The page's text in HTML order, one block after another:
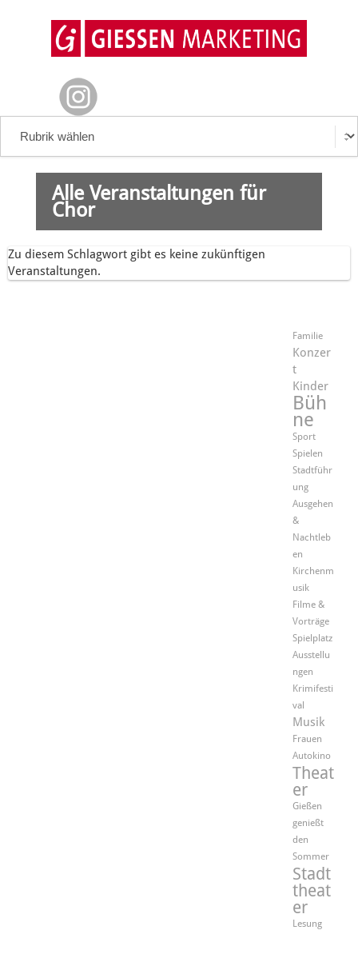
Alle Veranstaltungen für
Chor
Zu diesem Schlagwort gibt es keine zukünftigen
Veranstaltungen.
Familie
Konzer
t
Kinder
Büh
ne
Sport
Spielen
Stadtführ
ung
Ausgehen
&
Nachtleb
en
Kirchenm
usik
Filme &
Vorträge
Spielplatz
Ausstellu
ngen
Krimifesti
val
Musik
Frauen
Autokino
Theat
er
Gießen
genießt
den
Sommer
Stadt
theat
er
Lesung